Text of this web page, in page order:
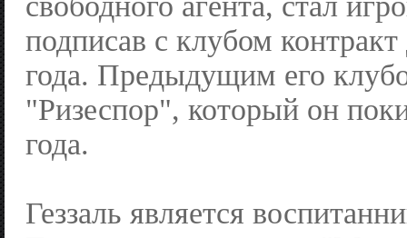
подписав с клубом
года. Предыдущим его
"Ризеспор", который он
года.
Геззаль является